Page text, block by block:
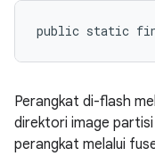
public static
Perangkat di-flash
direktori image
perangkat melalui